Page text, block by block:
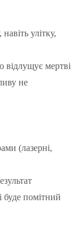
улітку,
відлущує мертві
не
(лазерні,
буде помітний